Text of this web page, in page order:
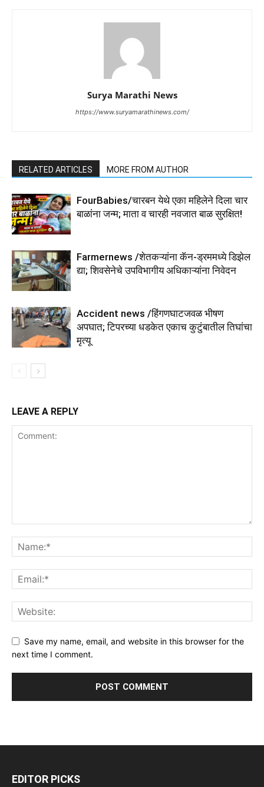
Surya Marathi News
https://www.suryamarathinews.com/
RELATED ARTICLES MORE FROM AUTHOR
FourBabies/चारबन येथे एका महिलेने दिला चार
बाळांना जन्म; माता व चारही नवजात बाळ सुरक्षित!
Farmernews /शेतकऱ्यांना कॅन-ड्रममध्ये डिझेल
द्या; शिवसेनेचे उपविभागीय अधिकाऱ्यांना निवेदन
Accident news /हिंगणघाटजवळ भीषण
अपघात; टिपरच्या धडकेत एकाच कुटुंबातील तिघांचा
मृत्यू
LEAVE A REPLY
Save my name, email, and website in this browser for the
next time I comment.
EDITOR PICKS